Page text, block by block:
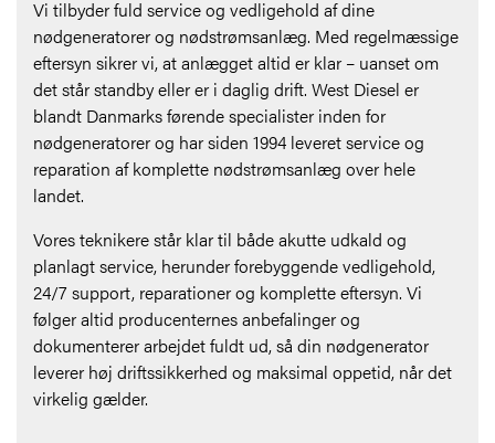
Vi tilbyder fuld service og vedligehold af dine
nødgeneratorer og nødstrømsanlæg. Med regelmæssige
eftersyn sikrer vi, at anlægget altid er klar – uanset om
det står standby eller er i daglig drift. West Diesel er
blandt Danmarks førende specialister inden for
nødgeneratorer og har siden 1994 leveret service og
reparation af komplette nødstrømsanlæg over hele
landet.
Vores teknikere står klar til både akutte udkald og
planlagt service, herunder forebyggende vedligehold,
24/7 support, reparationer og komplette eftersyn. Vi
følger altid producenternes anbefalinger og
dokumenterer arbejdet fuldt ud, så din nødgenerator
leverer høj driftssikkerhed og maksimal oppetid, når det
virkelig gælder.